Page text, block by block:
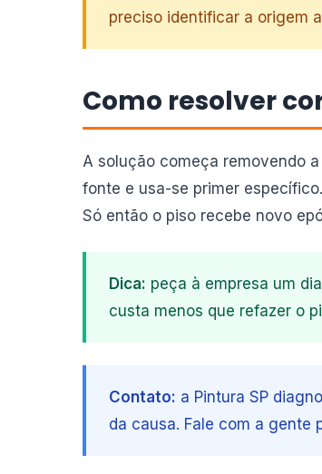
preciso identificar a origem
Como resolver
A solução começa removendo
fonte e usa-se primer
Só então o piso recebe novo
Dica: peça à empresa um
custa menos que refazer o
Contato: a Pintura SP
da causa. Fale com a gente